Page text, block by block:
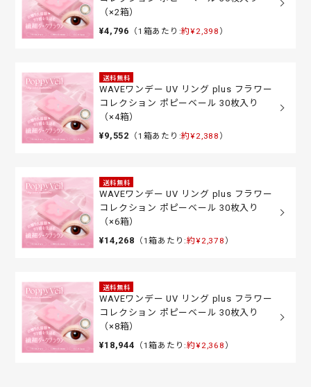
（×2箱）
¥4,796 （1箱あたり:約¥2,398 ）
送料無料
WAVEワンデー UV リング plus フラワー
コレクション ポピーベール 30枚入り
（×4箱）
¥9,552 （1箱あたり:約¥2,388 ）
送料無料
WAVEワンデー UV リング plus フラワー
コレクション ポピーベール 30枚入り
（×6箱）
¥14,268 （1箱あたり:約¥2,378 ）
送料無料
WAVEワンデー UV リング plus フラワー
コレクション ポピーベール 30枚入り
（×8箱）
¥18,944 （1箱あたり:約¥2,368 ）